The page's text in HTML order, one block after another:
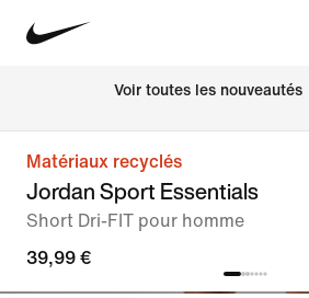
Voir toutes les nouveautés
Matériaux recyclés
Jordan Sport Essentials
Short Dri-FIT pour homme
39,99 €